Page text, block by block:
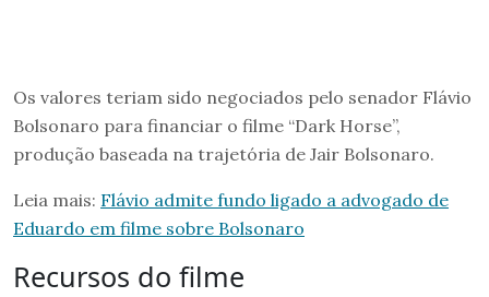
Os valores teriam sido negociados pelo senador Flávio
Bolsonaro para financiar o filme “Dark Horse”,
produção baseada na trajetória de Jair Bolsonaro.
Leia mais: Flávio admite fundo ligado a advogado de
Eduardo em filme sobre Bolsonaro
Recursos do filme